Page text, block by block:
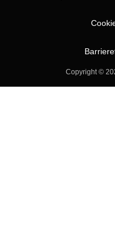
Copyright ©